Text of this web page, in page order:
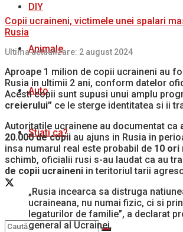
DIY
Animale
Auto
Stiati ca?
Copii ucraineni, victimele unei spalari
Rusia
Ultima actualizare: 2 august 2024
Aproape 1 milion de copii ucraineni au
Rusia in ultimii 2 ani, conform datelor
Acesti copii sunt supusi unui amplu
creierului” ce le sterge identitatea si ii
Autoritatile ucrainene au documentat ca
20.000 de copii au ajuns in Rusia in
insa numarul real este probabil de 10 ori
schimb, oficialii rusi s-au laudat ca au
de copii ucraineni in teritoriul tarii
„Rusia incearca sa distruga
ucraineana, nu numai fizic, ci si
legaturilor de familie”, a declarat
general al Ucrainei.